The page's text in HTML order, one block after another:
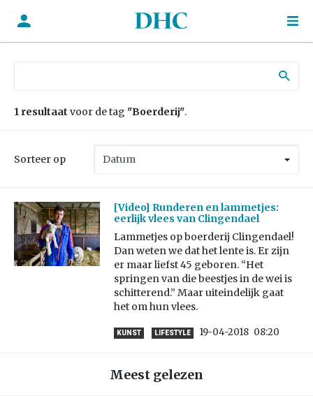
1 resultaat voor de tag "Boerderij".
Sorteer op
[Video] Runderen en lammetjes:
eerlijk vlees van Clingendael
Lammetjes op boerderij Clingendael!
Dan weten we dat het lente is. Er zijn
er maar liefst 45 geboren. “Het
springen van die beestjes in de wei is
schitterend.” Maar uiteindelijk gaat
het om hun vlees.
KUNST LIFESTYLE 19-04-2018 08:20
Meest gelezen